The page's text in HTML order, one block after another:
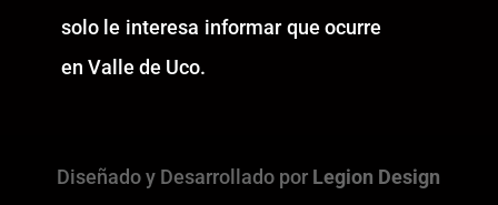
solo le interesa informar que ocurre
en Valle de Uco.
Diseñado y Desarrollado por Legion Design